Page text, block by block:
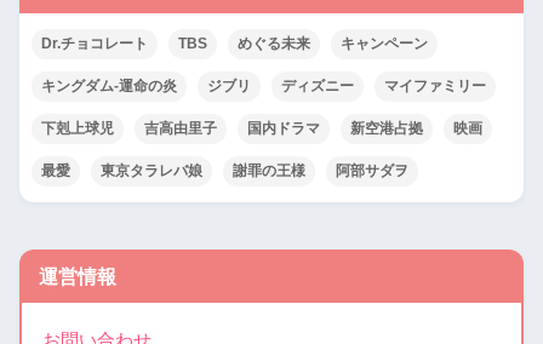
Dr.チョコレート TBS めぐる未来 キャンペーン
キングダム-運命の炎 ジブリ ディズニー マイファミリー
下剋上球児 吉高由里子 国内ドラマ 新空港占拠 映画
最愛 東京タラレバ娘 謝罪の王様 阿部サダヲ
運営情報
お問い合わせ